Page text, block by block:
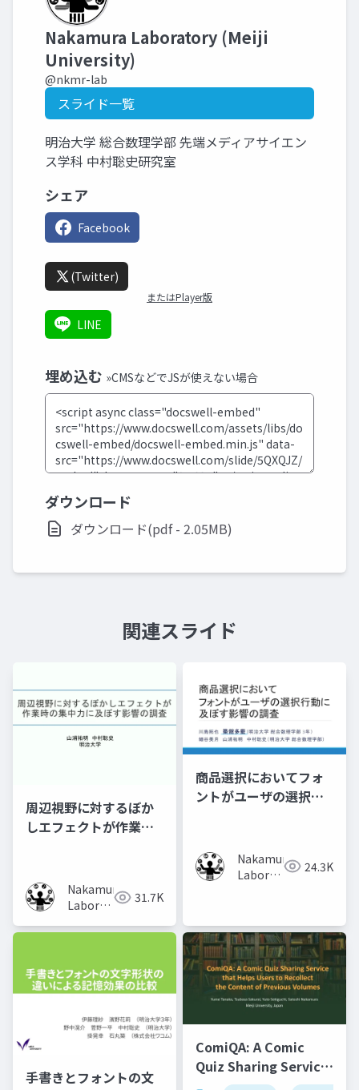
Nakamura Laboratory (Meiji
University)
@nkmr-lab
スライド一覧
明治大学 総合数理学部 先端メディアサイエン
ス学科 中村聡史研究室
シェア
Facebook
(Twitter)
またはPlayer版
LINE
埋め込む »CMSなどでJSが使えない場合
ダウンロード
ダウンロード(pdf - 2.05MB)
関連スライド
周辺視野に対するぼか
しエフェクトが作業時
Nakamura
Laboratory
University)
31.7K
商品選択においてフォ
ントがユーザの選択行
Nakamura
Laboratory 24.3K
手書きとフォントの文
ComiQA: A Comic
Quiz Sharing Service
that Helps Users to